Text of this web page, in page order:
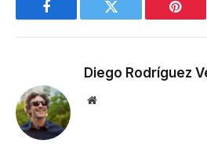
Facebook Twitter
Diego Rodríguez
Website